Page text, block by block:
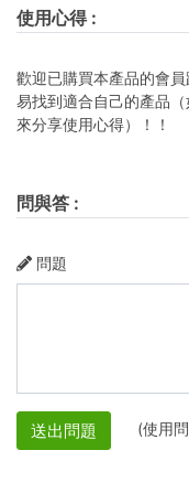
使用心得:
歡迎已購買本產品的會
易找到適合自己的產品
來分享使用心得）！！
問與答 :
問題
送出問題 (使用